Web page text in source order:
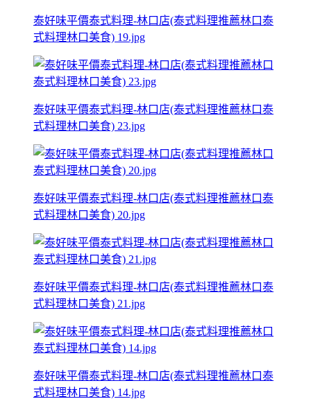
泰好味平價泰式料理-林口店(泰式料理推薦林口泰
式料理林口美食) 19.jpg
泰好味平價泰式料理-林口店(泰式料理推薦林口泰
式料理林口美食) 23.jpg
泰好味平價泰式料理-林口店(泰式料理推薦林口泰
式料理林口美食) 20.jpg
泰好味平價泰式料理-林口店(泰式料理推薦林口泰
式料理林口美食) 21.jpg
泰好味平價泰式料理-林口店(泰式料理推薦林口泰
式料理林口美食) 14.jpg